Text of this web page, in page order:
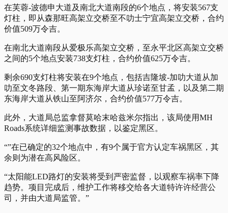
在芙蓉-波德申大道及南北大道南段的6个地点，将安装567支
灯柱，即从森那旺高架立交桥至不叻士宁宜高架立交桥，合约
价值509万令吉。
在南北大道南段从爱极乐高架立交桥，至永平北区高架立交桥
之间的5个地点安装738支灯柱，合约价值625万令吉。
剩余690支灯柱将安装在9个地点，包括吉隆坡-加叻大道从加
叻至文冬路段、第一期东海岸大道从珍诺至甘孟，以及第二期
东海岸大道从铁山至阿济尔，合约价值577万令吉。
此外，大道局总监拿督莫哈末哈兹米尔指出，该局使用MH
Roads系统详细监测事故数据，以鉴定黑区。
“”在已确定的32个地点中，有9个属于官方认定车祸黑区，其
余则为潜在高风险区。
“太阳能LED路灯的安装将受到严密监督，以观察车祸率下降
趋势。项目完成后，维护工作将移交给各大道特许许经营公
司，并由大道局监管。”